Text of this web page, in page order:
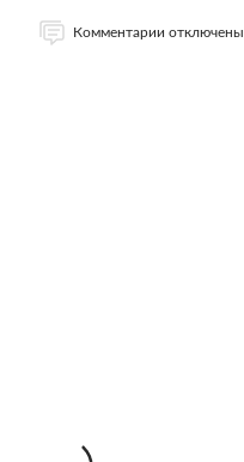
Комментарии отключены